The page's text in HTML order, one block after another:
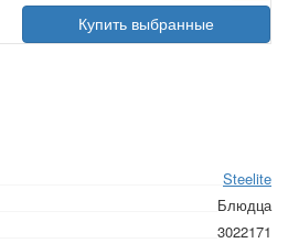
Купить выбранные
Steelite
Блюдца
3022171